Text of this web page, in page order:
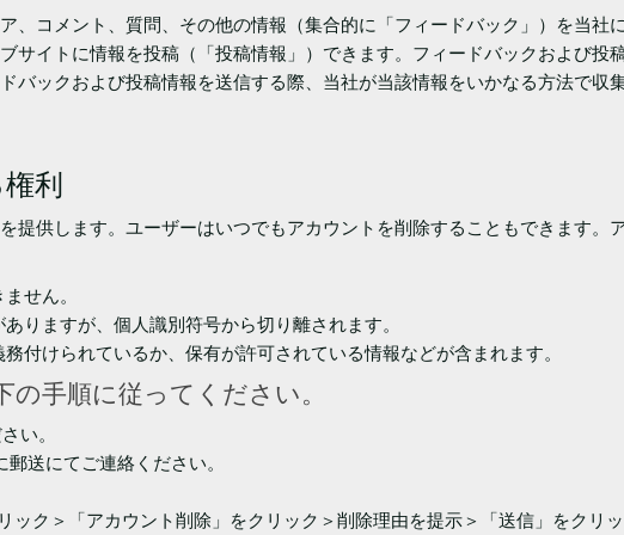
、コメント、質問、その他の情報（集合的に「フィードバック」）を当社
イトに情報を投稿（「投稿情報」）できます。フィードバックおよび投
バックおよび投稿情報を送信する際、当社が当該情報をいかなる方法で収
利
供します。ユーザーはいつでもアカウントを削除することもできます。
せん。
りますが、個人識別符号から切り離されます。
付けられているか、保有が許可されている情報などが含まれます。
手順に従ってください。
い。
送にてご連絡ください。
ク＞「アカウント削除」をクリック＞削除理由を提示＞「送信」をクリッ